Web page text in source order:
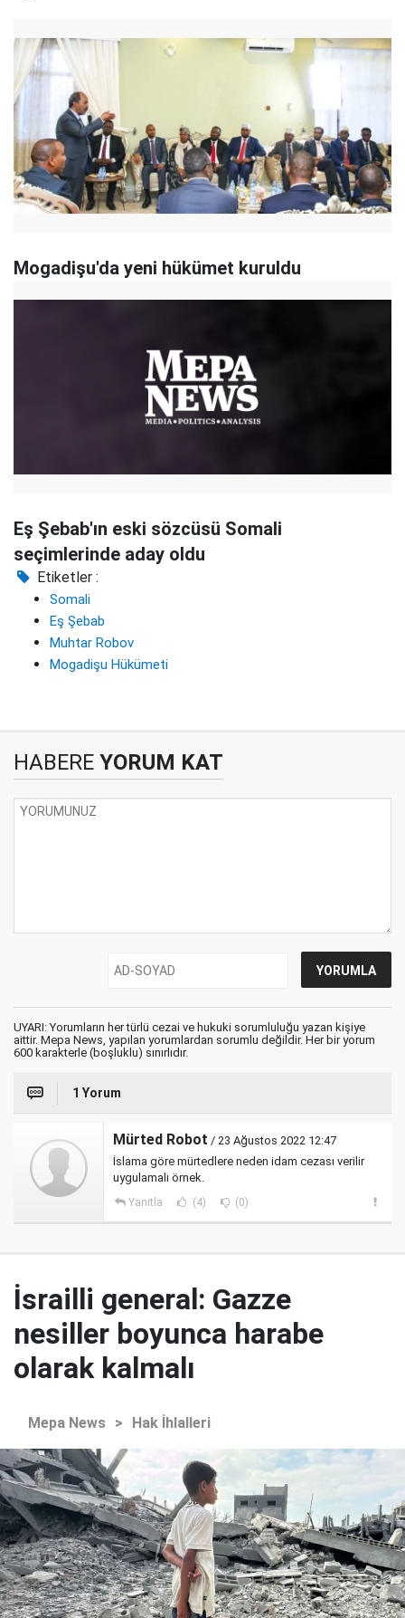
Mogadişu'da yeni hükümet kuruldu
Eş Şebab'ın eski sözcüsü Somali
seçimlerinde aday oldu
Etiketler :
Somali
Eş Şebab
Muhtar Robov
Mogadişu Hükümeti
HABERE YORUM KAT
UYARI: Yorumların her türlü cezai ve hukuki sorumluluğu yazan kişiye
aittir. Mepa News, yapılan yorumlardan sorumlu değildir. Her bir yorum
600 karakterle (boşluklu) sınırlıdır.
1 Yorum
Mürted Robot / 23 Ağustos 2022 12:47
İslama göre mürtedlere neden idam cezası verilir
uygulamalı örnek.
Yanıtla (4) (0)
İsrailli general: Gazze
nesiller boyunca harabe
olarak kalmalı
Mepa News > Hak İhlalleri